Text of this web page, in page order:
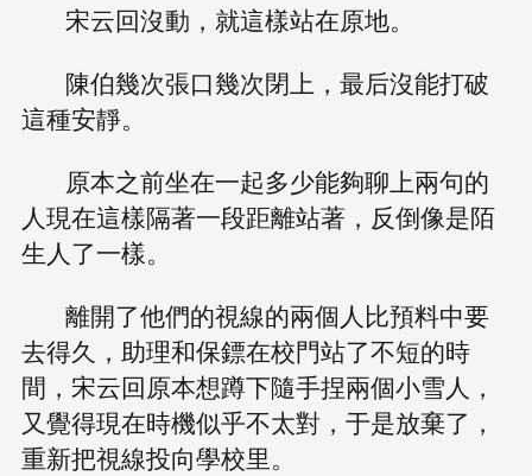
宋云回沒動，就這樣站在原地。
陳伯幾次張口幾次閉上，最后沒能打破
這種安靜。
原本之前坐在一起多少能夠聊上兩句的
人現在這樣隔著一段距離站著，反倒像是陌
生人了一樣。
離開了他們的視線的兩個人比預料中要
去得久，助理和保鏢在校門站了不短的時
間，宋云回原本想蹲下隨手捏兩個小雪人，
又覺得現在時機似乎不太對，于是放棄了，
重新把視線投向學校里。